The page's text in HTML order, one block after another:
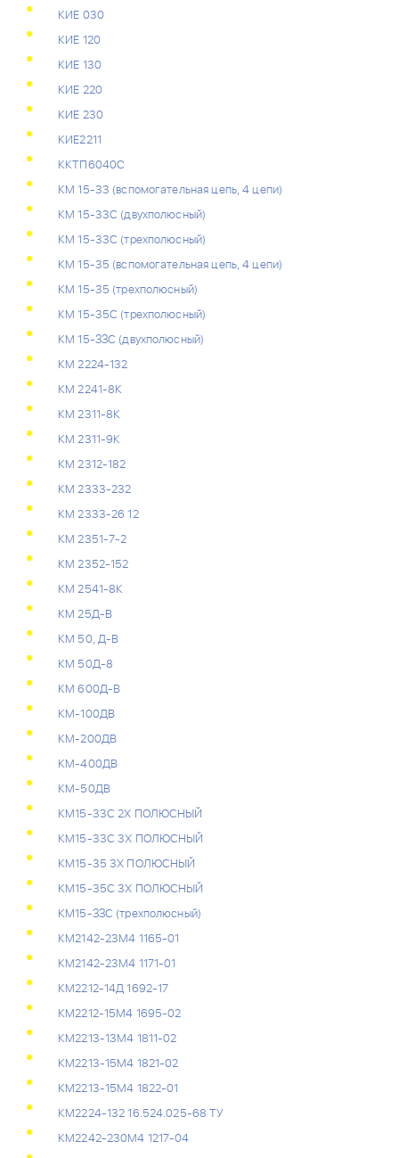
КИЕ 030
КИЕ 120
КИЕ 130
КИЕ 220
КИЕ 230
КИЕ2211
ККТП6040C
КМ 15-33 (вспомогательная цепь, 4 цепи)
КМ 15-33С (двухполюсный)
КМ 15-33С (трехполюсный)
КМ 15-35 (вспомогательная цепь, 4 цепи)
КМ 15-35 (трехполюсный)
КМ 15-35С (трехполюсный)
КМ 15-ЗЗС (двухполюсный)
КМ 2224-132
КМ 2241-8К
КМ 2311-8К
КМ 2311-9К
КМ 2312-182
КМ 2333-232
КМ 2333-26 12
КМ 2351-7-2
КМ 2352-152
КМ 2541-8К
КМ 25Д-В
КМ 50, Д-В
КМ 50Д-8
КМ 600Д-В
КМ-100ДВ
КМ-200ДВ
КМ-400ДВ
КМ-50ДВ
КМ15-33С 2Х ПОЛЮСНЫЙ
КМ15-33С 3Х ПОЛЮСНЫЙ
КМ15-35 3Х ПОЛЮСНЫЙ
КМ15-35С 3Х ПОЛЮСНЫЙ
КМ15-ЗЗС (трехполюсный)
КМ2142-23М4 1165-01
КМ2142-23М4 1171-01
КМ2212-14Д 1692-17
КМ2212-15М4 1695-02
КМ2213-13М4 1811-02
КМ2213-15М4 1821-02
КМ2213-15М4 1822-01
КМ2224-132 16.524.025-68 ТУ
КМ2242-230М4 1217-04